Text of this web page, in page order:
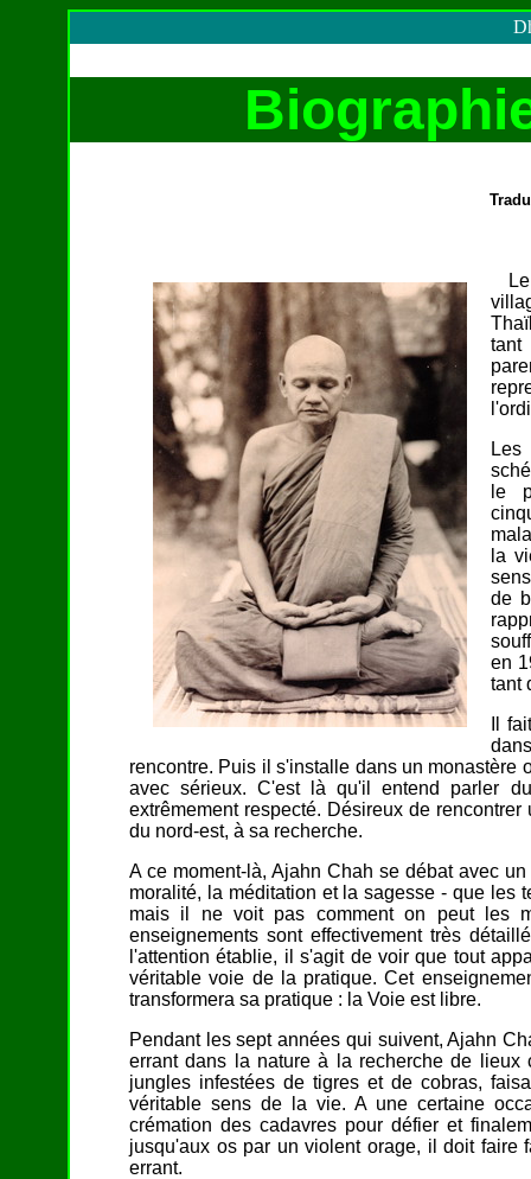
Le
tant
le
la
de
en
tant
Il
rencontre. Puis il s'installe dans un
avec sérieux. C'est là qu'il entend parler
extrêmement respecté. Désireux de
du nord-est, à sa recherche.
A ce moment-là, Ajahn Chah se débat avec
moralité, la méditation et la sagesse - que les
mais il ne voit pas comment on peut les
enseignements sont effectivement très
l'attention établie, il s'agit de voir que tout
véritable voie de la pratique. Cet
transformera sa pratique : la Voie est libre.
Pendant les sept années qui suivent, Ajahn
errant dans la nature à la recherche de
jungles infestées de tigres et de cobras,
véritable sens de la vie. A une certaine
crémation des cadavres pour défier et
jusqu'aux os par un violent orage, il doit faire
errant.